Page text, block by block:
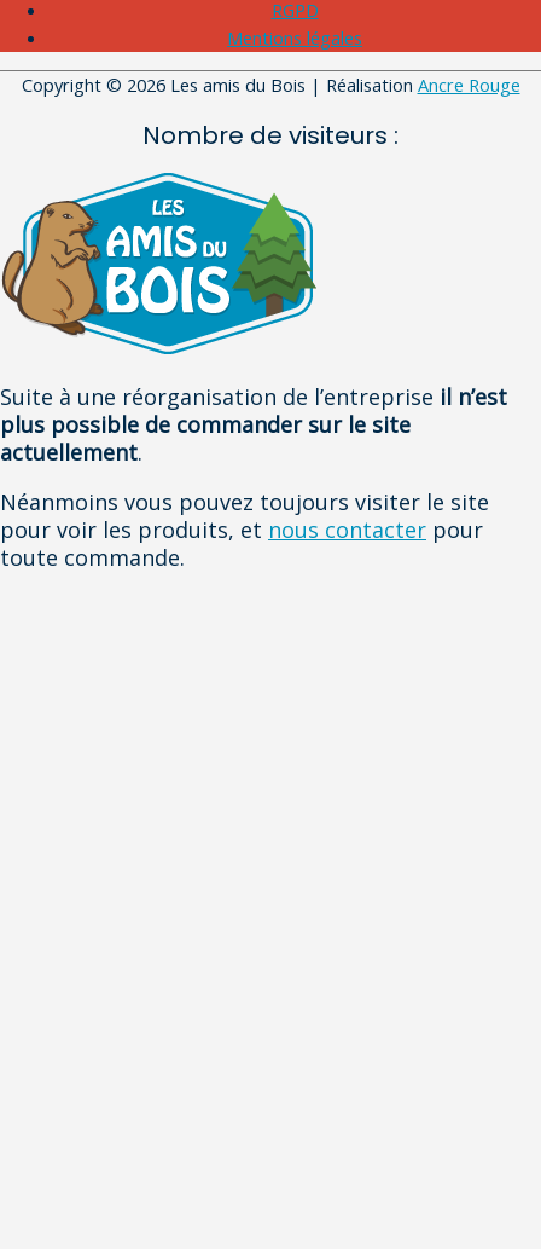
RGPD
Mentions légales
Copyright © 2026 Les amis du Bois | Réalisation Ancre Rouge
Nombre de visiteurs :
Suite à une réorganisation de l’entreprise il n’est
plus possible de commander sur le site
actuellement.
Néanmoins vous pouvez toujours visiter le site
pour voir les produits, et nous contacter pour
toute commande.